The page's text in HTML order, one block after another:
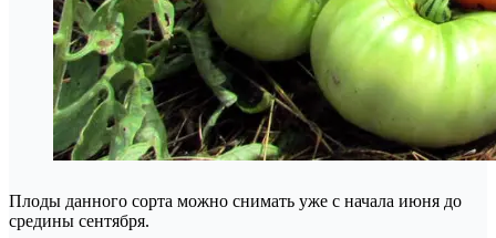
Плоды данного сорта можно снимать уже с начала июня до
средины сентября.